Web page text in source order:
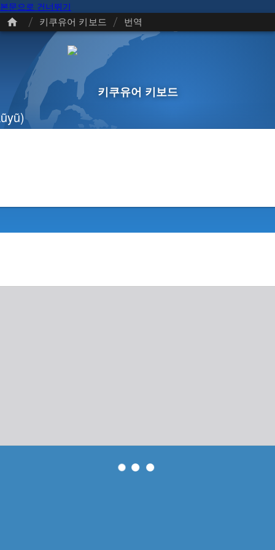
본문으로 건너뛰기
/ 키쿠유어 키보드 / 번역
키쿠유어 키보드